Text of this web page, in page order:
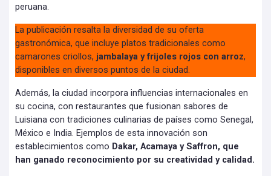
peruana.
La publicación resalta la diversidad de su oferta
gastronómica, que incluye platos tradicionales como
camarones criollos, jambalaya y frijoles rojos con arroz,
disponibles en diversos puntos de la ciudad.
Además, la ciudad incorpora influencias internacionales en
su cocina, con restaurantes que fusionan sabores de
Luisiana con tradiciones culinarias de países como Senegal,
México e India. Ejemplos de esta innovación son
establecimientos como Dakar, Acamaya y Saffron, que
han ganado reconocimiento por su creatividad y calidad.